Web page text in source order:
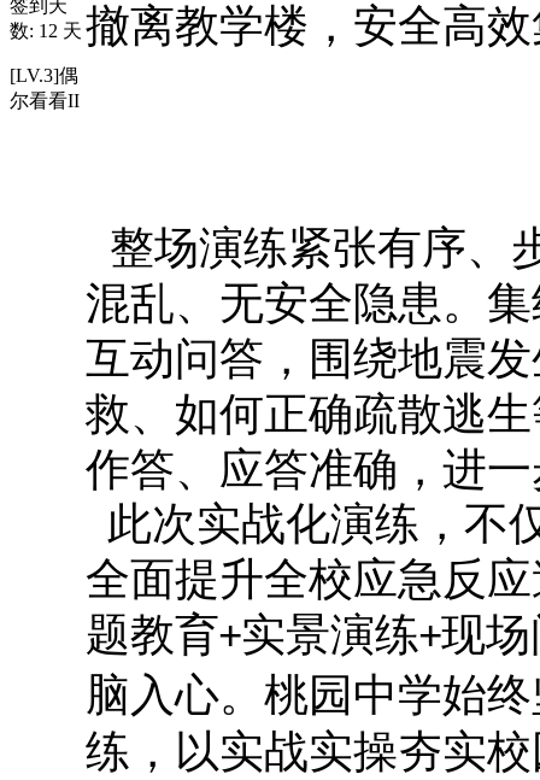
签到天
数: 12 天
[LV.3]偶
尔看看II
撤离教学楼，安全高
整场演练紧张有序、
混乱、无安全隐患。
互动问答，围绕地震
救、如何正确疏散逃
作答、应答准确，进
此次实战化演练，不
全面提升全校应急反
题教育+实景演练+现
脑入心。 桃园中学始
练，以实战实操夯实